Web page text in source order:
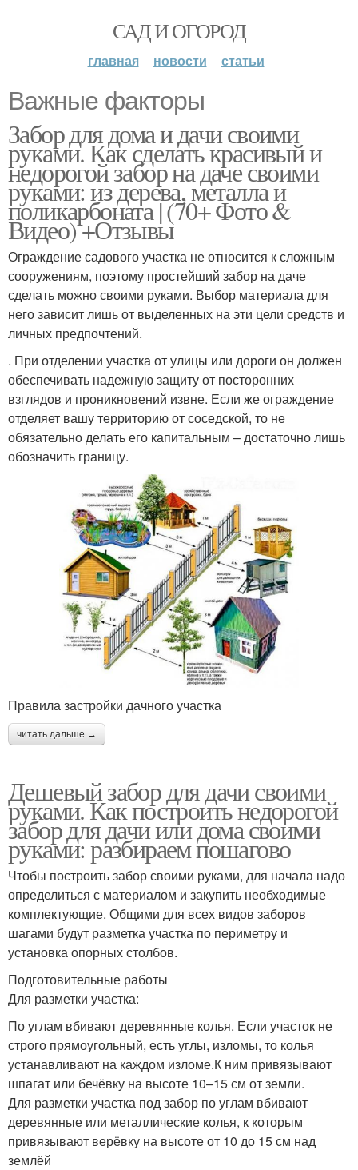
САД И ОГОРОД
главная новости статьи
Важные факторы
Забор для дома и дачи своими
руками. Как сделать красивый и
недорогой забор на даче своими
руками: из дерева, металла и
поликарбоната | (70+ Фото &
Видео) +Отзывы
Ограждение садового участка не относится к сложным
сооружениям, поэтому простейший забор на даче
сделать можно своими руками. Выбор материала для
него зависит лишь от выделенных на эти цели средств и
личных предпочтений.
. При отделении участка от улицы или дороги он должен
обеспечивать надежную защиту от посторонних
взглядов и проникновений извне. Если же ограждение
отделяет вашу территорию от соседской, то не
обязательно делать его капитальным – достаточно лишь
обозначить границу.
Правила застройки дачного участка
читать дальше →
Дешевый забор для дачи своими
руками. Как построить недорогой
забор для дачи или дома своими
руками: разбираем пошагово
Чтобы построить забор своими руками, для начала надо
определиться с материалом и закупить необходимые
комплектующие. Общими для всех видов заборов
шагами будут разметка участка по периметру и
установка опорных столбов.
Подготовительные работы
Для разметки участка:
По углам вбивают деревянные колья. Если участок не
строго прямоугольный, есть углы, изломы, то колья
устанавливают на каждом изломе.К ним привязывают
шпагат или бечёвку на высоте 10–15 см от земли.
Для разметки участка под забор по углам вбивают
деревянные или металлические колья, к которым
привязывают верёвку на высоте от 10 до 15 см над
землёй